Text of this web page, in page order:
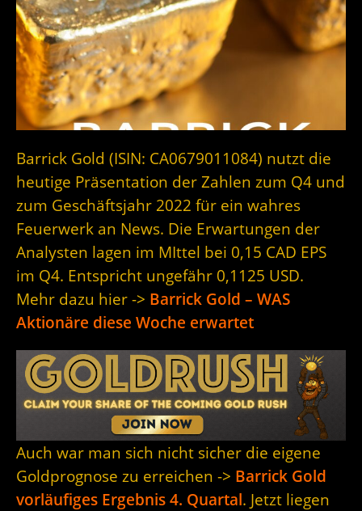
Barrick Gold (ISIN: CA0679011084) nutzt die
heutige Präsentation der Zahlen zum Q4 und
zum Geschäftsjahr 2022 für ein wahres
Feuerwerk an News. Die Erwartungen der
Analysten lagen im MIttel bei 0,15 CAD EPS
im Q4. Entspricht ungefähr 0,1125 USD.
Mehr dazu hier -> Barrick Gold – WAS
Aktionäre diese Woche erwartet
Auch war man sich nicht sicher die eigene
Goldprognose zu erreichen -> Barrick Gold
vorläufiges Ergebnis 4. Quartal. Jetzt liegen